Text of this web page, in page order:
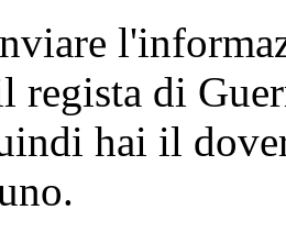
regista di
hai il